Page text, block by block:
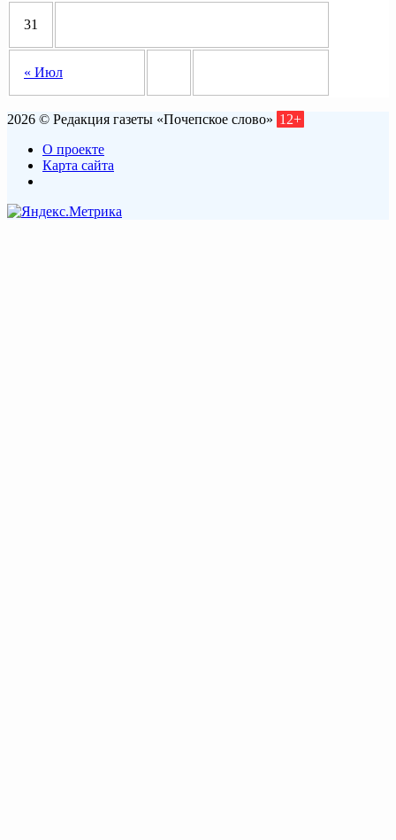
« Июл
31
2026 © Редакция газеты «Почепское слово» 12+
О проекте
Карта сайта